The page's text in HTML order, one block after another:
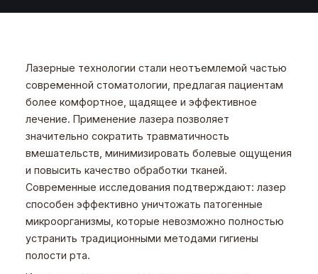
Лазерные технологии стали неотъемлемой частью
современной стоматологии, предлагая пациентам
более комфортное, щадящее и эффективное
лечение. Применение лазера позволяет
значительно сократить травматичность
вмешательств, минимизировать болевые ощущения
и повысить качество обработки тканей.
Современные исследования подтверждают: лазер
способен эффективно уничтожать патогенные
микроорганизмы, которые невозможно полностью
устранить традиционными методами гигиены
полости рта.